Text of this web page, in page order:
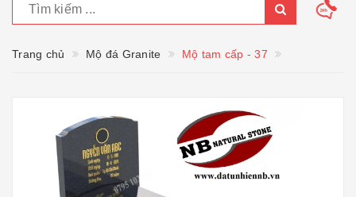
Trang chủ Mộ đá Granite Mộ tam cấp - 37